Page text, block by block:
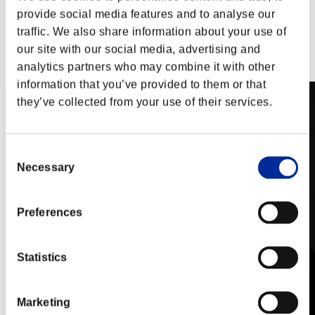
provide social media features and to analyse our
traffic. We also share information about your use of
our site with our social media, advertising and
analytics partners who may combine it with other
information that you’ve provided to them or that
they’ve collected from your use of their services.
Selection
Necessary
Preferences
Statistics
Marketing
DemacolFMZ
Puntos:Lv:80/04'06"84
Posición
142